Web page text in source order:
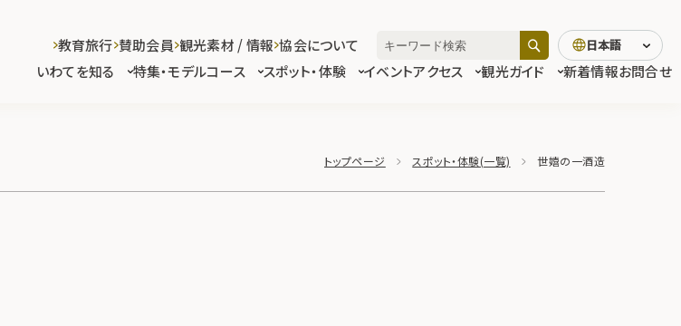
いわてを知る 特集・モデルコース スポット・体験 イベントアクセス 観光ガイド 新着情報お問合せ
教育旅行 賛助会員 観光素材 / 情報 協会について 日本語
トップページ スポット・体験(一覧) 世嬉の一酒造